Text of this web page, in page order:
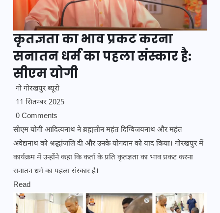
कृतज्ञता का भाव प्रकट करना
सनातन धर्म का पहला संस्कार है:
सीएम योगी
गो गोरखपुर ब्यूरो
11 सितम्बर 2025
0 Comments
सीएम योगी आदित्यनाथ ने ब्रह्मलीन महंत दिग्विजयनाथ और महंत
अवेद्यनाथ को श्रद्धांजलि दी और उनके योगदान को याद किया। गोरखपुर में
कार्यक्रम में उन्होंने कहा कि कर्ता के प्रति कृतज्ञता का भाव प्रकट करना
सनातन धर्म का पहला संस्कार है।
Read